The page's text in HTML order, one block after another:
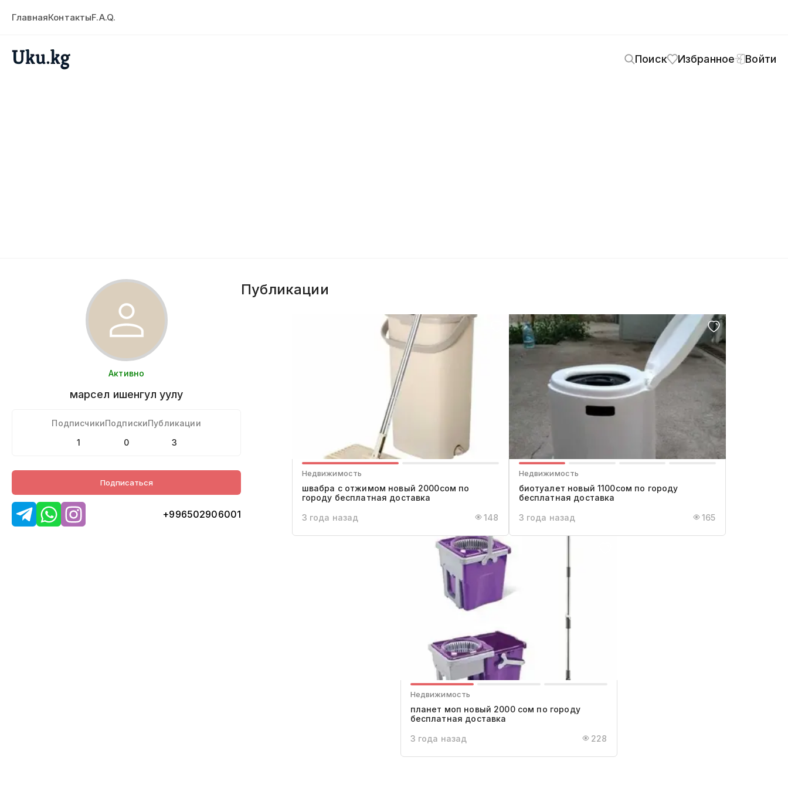
ГлавнаяКонтактыF.A.Q.
Поиск Избранное Войти
Активно
марсел ишенгул уулу
Подписчики
1
Подписки
0
Публикации
3
Подписаться
+996502906001
Публикации
Недвижимость
швабра с отжимом новый 2000сом по
городу бесплатная доставка
3 года назад
148
Недвижимость
биотуалет новый 1100сом по городу
бесплатная доставка
3 года назад
165
Недвижимость
планет моп новый 2000 сом по городу
бесплатная доставка
3 года назад
228